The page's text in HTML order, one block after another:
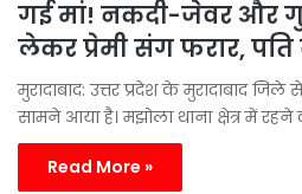
गई मां! नकदी-जेवर और
लेकर प्रेमी संग फरार,
मुरादाबाद: उत्तर प्रदेश के मुरादाबाद
सामने आया है। मझोला थाना क्षेत्र में रहने
Read More »